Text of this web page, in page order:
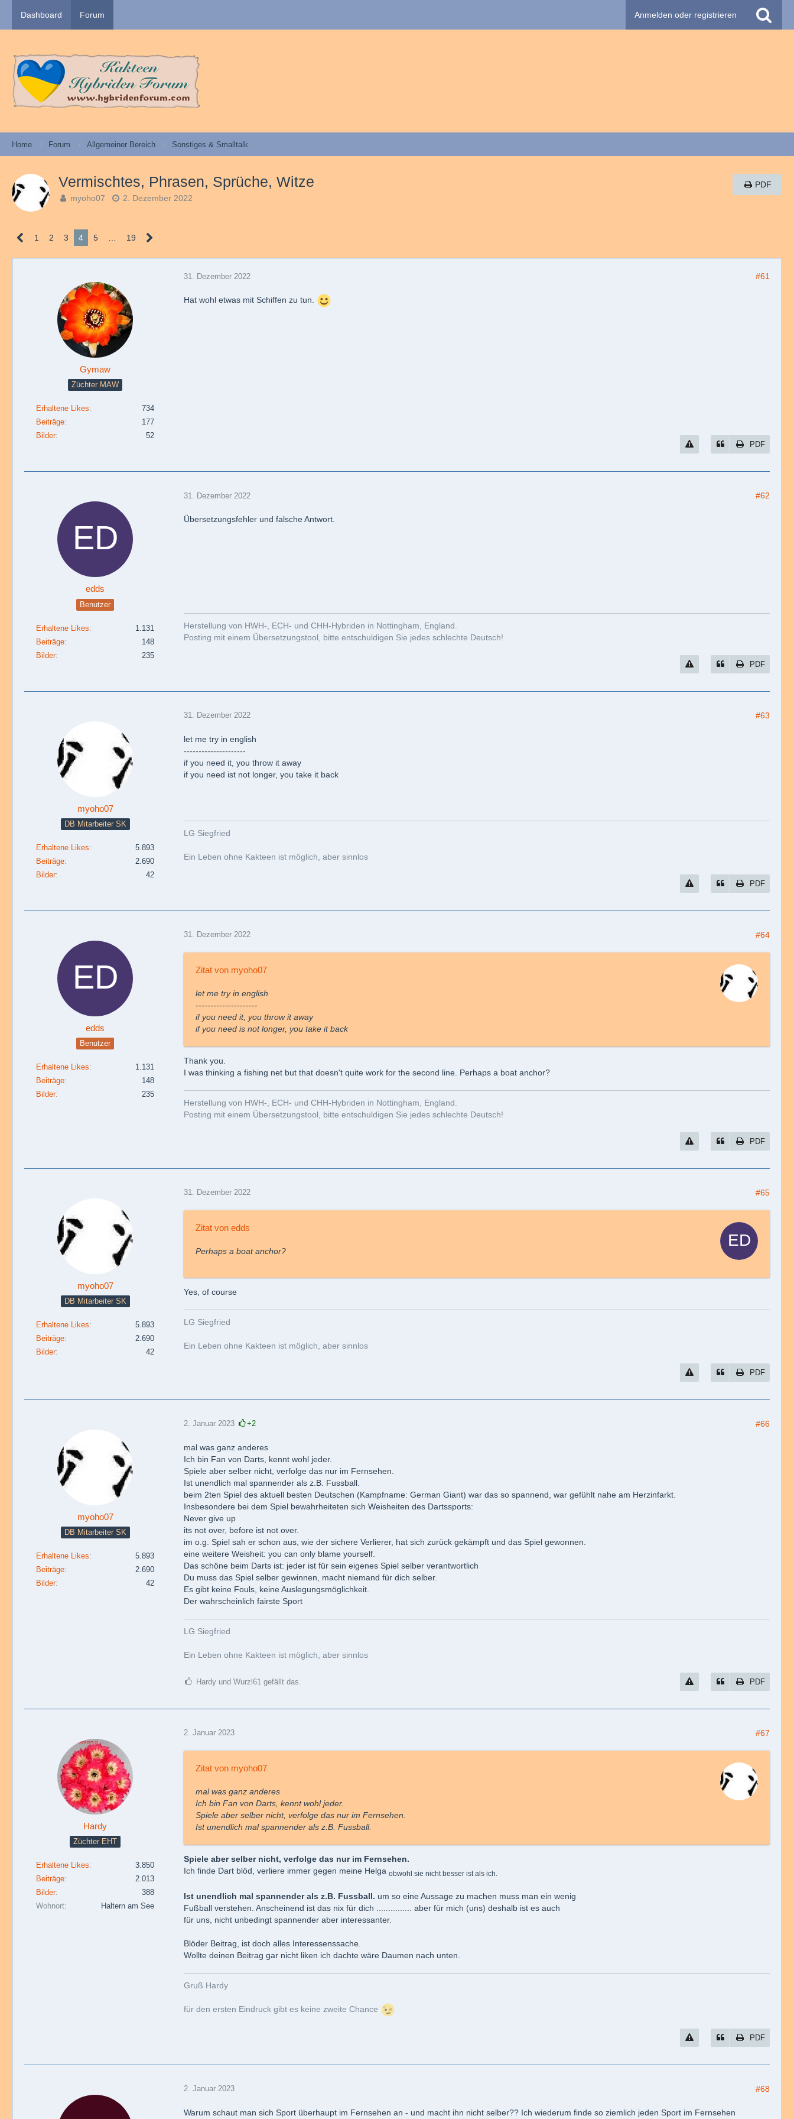
Dashboard Forum Anmelden oder registrieren
Home Forum Allgemeiner Bereich Sonstiges & Smalltalk
Vermischtes, Phrasen, Sprüche, Witze
myoho07 2. Dezember 2022
PDF
1 2 3 4 5 19
Gymaw
Züchter MAW
Erhaltene Likes
734
Beiträge
177
Bilder
52
31. Dezember 2022 #61
Hat wohl etwas mit Schiffen zu tun.
PDF
edds
Benutzer
Erhaltene Likes
1.131
Beiträge
148
Bilder
235
31. Dezember 2022 #62
Übersetzungsfehler und falsche Antwort.
Herstellung von HWH-, ECH- und CHH-Hybriden in Nottingham, England.
Posting mit einem Übersetzungstool, bitte entschuldigen Sie jedes schlechte Deutsch!
PDF
myoho07
DB Mitarbeiter SK
Erhaltene Likes
5.893
Beiträge
2.690
Bilder
42
31. Dezember 2022 #63
let me try in english
---------------------
if you need it, you throw it away
if you need ist not longer, you take it back
LG Siegfried
Ein Leben ohne Kakteen ist möglich, aber sinnlos
PDF
edds
Benutzer
Erhaltene Likes
1.131
Beiträge
148
Bilder
235
31. Dezember 2022 #64
Zitat von myoho07
let me try in english
---------------------
if you need it, you throw it away
if you need is not longer, you take it back
Thank you.
I was thinking a fishing net but that doesn't quite work for the second line. Perhaps a boat anchor?
Herstellung von HWH-, ECH- und CHH-Hybriden in Nottingham, England.
Posting mit einem Übersetzungstool, bitte entschuldigen Sie jedes schlechte Deutsch!
PDF
myoho07
DB Mitarbeiter SK
Erhaltene Likes
5.893
Beiträge
2.690
Bilder
42
31. Dezember 2022 #65
Zitat von edds
Perhaps a boat anchor?
Yes, of course
LG Siegfried
Ein Leben ohne Kakteen ist möglich, aber sinnlos
PDF
myoho07
DB Mitarbeiter SK
Erhaltene Likes
5.893
Beiträge
2.690
Bilder
42
2. Januar 2023 +2 #66
mal was ganz anderes
Ich bin Fan von Darts, kennt wohl jeder.
Spiele aber selber nicht, verfolge das nur im Fernsehen.
Ist unendlich mal spannender als z.B. Fussball.
beim 2ten Spiel des aktuell besten Deutschen (Kampfname: German Giant) war das so spannend, war gefühlt nahe am Herzinfarkt.
Insbesondere bei dem Spiel bewahrheiteten sich Weisheiten des Dartssports:
Never give up
its not over, before ist not over.
im o.g. Spiel sah er schon aus, wie der sichere Verlierer, hat sich zurück gekämpft und das Spiel gewonnen.
eine weitere Weisheit: you can only blame yourself.
Das schöne beim Darts ist: jeder ist für sein eigenes Spiel selber verantwortlich
Du muss das Spiel selber gewinnen, macht niemand für dich selber.
Es gibt keine Fouls, keine Auslegungsmöglichkeit.
Der wahrscheinlich fairste Sport
LG Siegfried
Ein Leben ohne Kakteen ist möglich, aber sinnlos
Hardy und Wurzl61 gefällt das. PDF
Hardy
Züchter EHT
Erhaltene Likes
3.850
Beiträge
2.013
Bilder
388
Wohnort
Haltern am See
2. Januar 2023 #67
Zitat von myoho07
mal was ganz anderes
Ich bin Fan von Darts, kennt wohl jeder.
Spiele aber selber nicht, verfolge das nur im Fernsehen.
Ist unendlich mal spannender als z.B. Fussball.
Spiele aber selber nicht, verfolge das nur im Fernsehen.
Ich finde Dart blöd, verliere immer gegen meine Helga obwohl sie nicht besser ist als ich.
Ist unendlich mal spannender als z.B. Fussball. um so eine Aussage zu machen muss man ein wenig
Fußball verstehen. Anscheinend ist das nix für dich ............... aber für mich (uns) deshalb ist es auch
für uns, nicht unbedingt spannender aber interessanter.
Blöder Beitrag, ist doch alles Interessenssache.
Wollte deinen Beitrag gar nicht liken ich dachte wäre Daumen nach unten.
Gruß Hardy
für den ersten Eindruck gibt es keine zweite Chance
PDF
2. Januar 2023 #68
Warum schaut man sich Sport überhaupt im Fernsehen an - und macht ihn nicht selber?? Ich wiederum finde so ziemlich jeden Sport im Fernsehen